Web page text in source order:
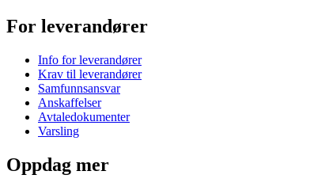
For leverandører
Info for leverandører
Krav til leverandører
Samfunnsansvar
Anskaffelser
Avtaledokumenter
Varsling
Oppdag mer